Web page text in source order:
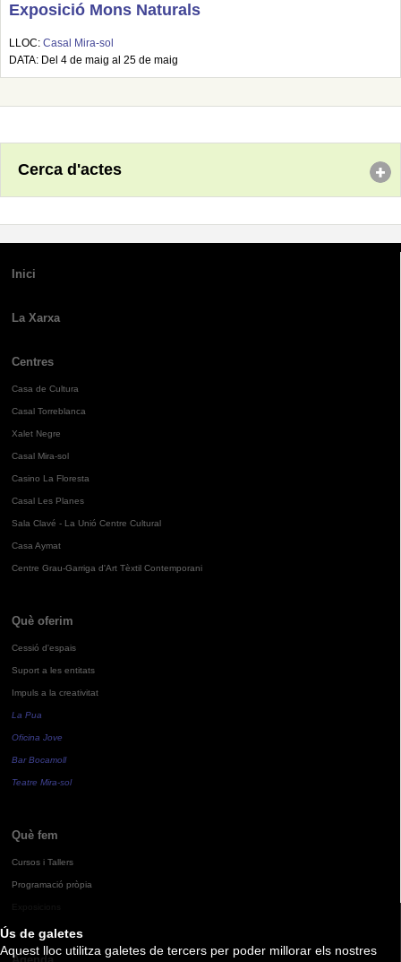
Ús de galetes
Aquest lloc utilitza galetes de tercers per poder millorar els nostres
Exposició Mons Naturals
LLOC: Casal Mira-sol
DATA: Del 4 de maig al 25 de maig
Cerca d'actes
Inici
La Xarxa
Centres
Casa de Cultura
Casal Torreblanca
Xalet Negre
Casal Mira-sol
Casino La Floresta
Casal Les Planes
Sala Clavé - La Unió Centre Cultural
Casa Aymat
Centre Grau-Garriga d'Art Tèxtil Contemporani
Què oferim
Cessió d'espais
Suport a les entitats
Impuls a la creativitat
La Pua
Oficina Jove
Bar Bocamoll
Teatre Mira-sol
Què fem
Cursos i Tallers
Programació pròpia